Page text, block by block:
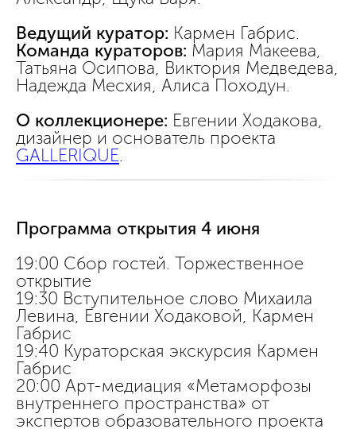
Ведущий куратор: Кармен Габрис.
Команда кураторов: Мария Макеева,
Татьяна Осипова, Виктория Медведева,
Надежда Месхия, Алиса Походун.
О коллекционере: Евгении Ходакова,
дизайнер и основатель проекта
GALLERIQUE.
Программа открытия 4 июня
19:00 Сбор гостей. Торжественное
открытие
19:30 Вступительное слово Михаила
Левина, Евгении Ходаковой, Кармен
Габрис
19:40 Кураторская экскурсия Кармен
Габрис
20:00 Арт-медиация «Метаморфозы
внутреннего пространства» от
экспертов образовательного проекта